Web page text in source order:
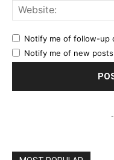
Notify me of follow-up
Notify me of new posts